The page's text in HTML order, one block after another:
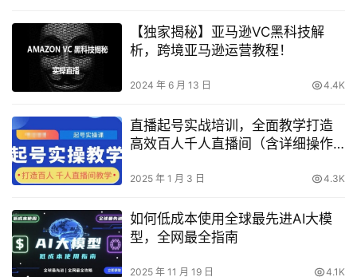
【独家揭秘】亚马逊VC黑科技解
析，跨境亚马逊运营教程！
2024 年 6 月 13 日 4.4K
直播起号实战培训，全面教学打造
高效百人千人直播间（含详细操作
2025 年 1 月 3 日 4.3K
如何低成本使用全球最先进AI大模
型，全网最全指南
2025 年 11 月 19 日 4.1K